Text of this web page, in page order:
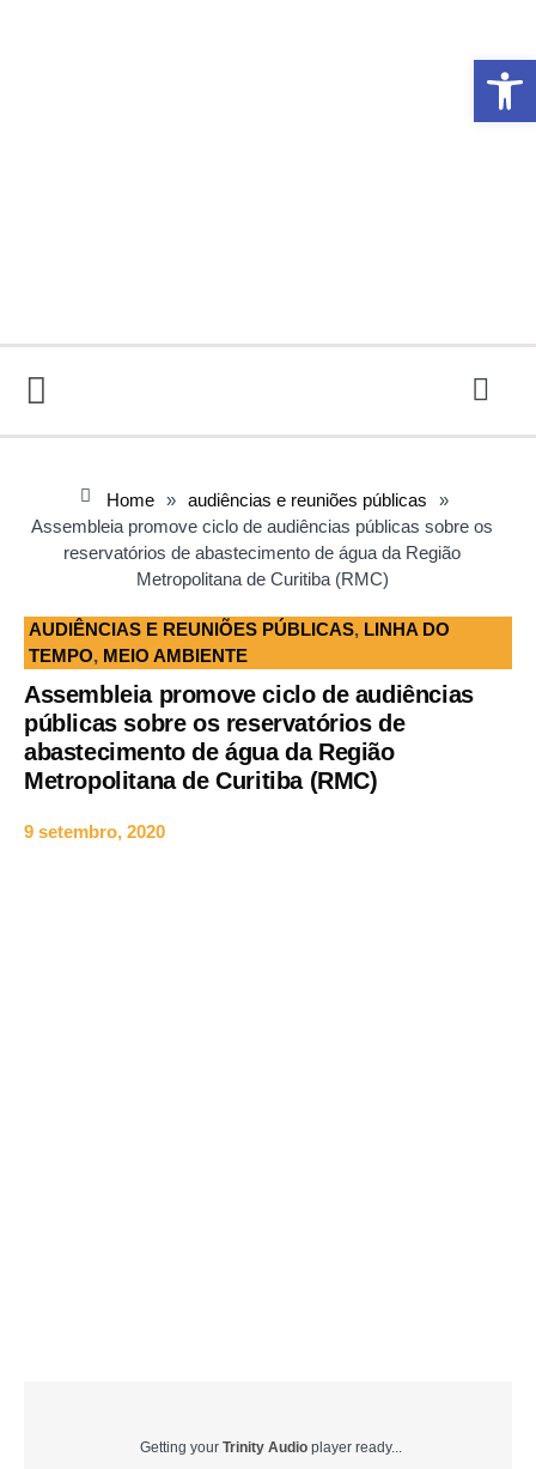
Abrir
Home » audiências e reuniões públicas
»
Assembleia promove ciclo de audiências públicas sobre os
reservatórios de abastecimento de água da Região
Metropolitana de Curitiba (RMC)
AUDIÊNCIAS E REUNIÕES PÚBLICAS, LINHA DO
TEMPO, MEIO AMBIENTE
Assembleia promove ciclo de audiências
públicas sobre os reservatórios de
abastecimento de água da Região
Metropolitana de Curitiba (RMC)
9 setembro, 2020
Getting your Trinity Audio player ready...